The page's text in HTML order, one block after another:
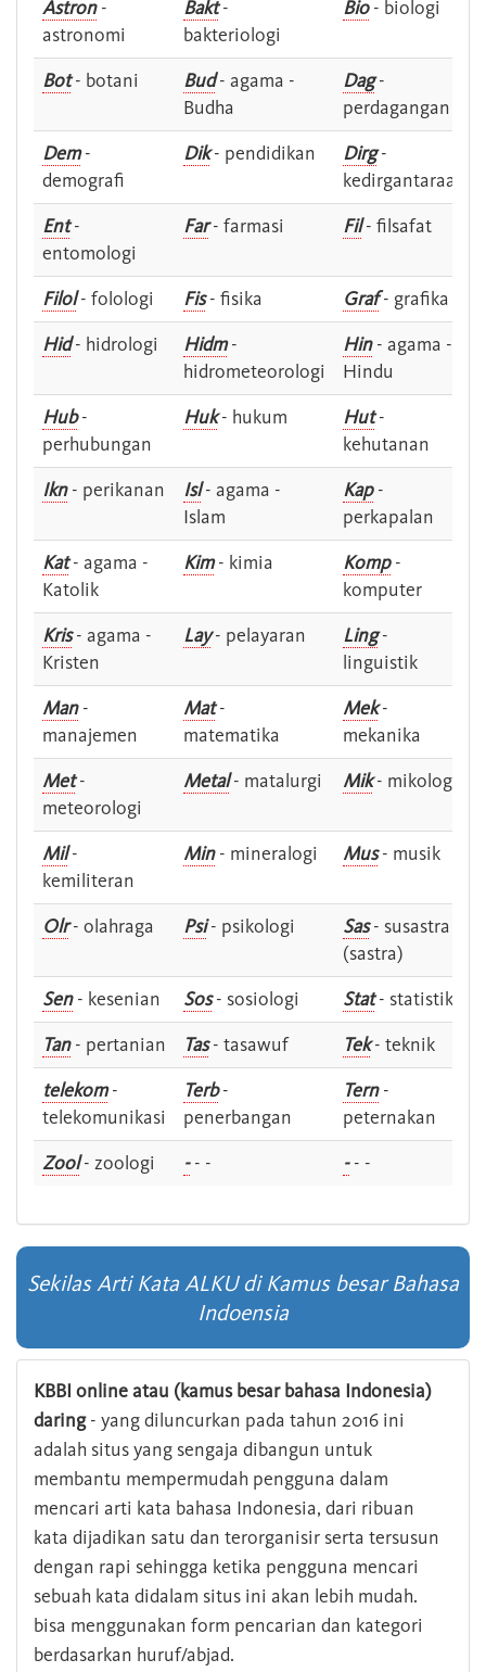
Astron-
astronomi
Bakt-
bakteriologi
Bio- biologi
Bot- botani Bud- agama -
Budha
Dag-
perdagangan
Dem-
demografi
Dik- pendidikan Dirg-
kedirgantaraan
Ent-
entomologi
Far- farmasi Fil- filsafat
Filol- folologi Fis- fisika Graf- grafika
Hid- hidrologi Hidm-
hidrometeorologi
Hin- agama -
Hindu
Hub-
perhubungan
Huk- hukum Hut-
kehutanan
Ikn- perikanan Isl- agama -
Islam
Kap-
perkapalan
Kat- agama -
Katolik
Kim- kimia Komp-
komputer
Kris- agama -
Kristen
Lay- pelayaran Ling-
linguistik
Man-
manajemen
Mat-
matematika
Mek-
mekanika
Met-
meteorologi
Metal- matalurgi Mik- mikologi
Mil-
kemiliteran
Min- mineralogi Mus- musik
Olr- olahraga Psi- psikologi Sas- susastra -
(sastra)
Sen- kesenian Sos- sosiologi Stat- statistik
Tan- pertanian Tas- tasawuf Tek- teknik
telekom-
telekomunikasi
Terb-
penerbangan
Tern-
peternakan
Zool- zoologi -- - -- -
Sekilas Arti Kata ALKU di Kamus besar Bahasa
Indoensia
KBBI online atau (kamus besar bahasa Indonesia)
daring- yang diluncurkan pada tahun 2016 ini
adalah situs yang sengaja dibangun untuk
membantu mempermudah pengguna dalam
mencari arti kata bahasa Indonesia, dari ribuan
kata dijadikan satu dan terorganisir serta tersusun
dengan rapi sehingga ketika pengguna mencari
sebuah kata didalam situs ini akan lebih mudah.
bisa menggunakan form pencarian dan kategori
berdasarkan huruf/abjad.